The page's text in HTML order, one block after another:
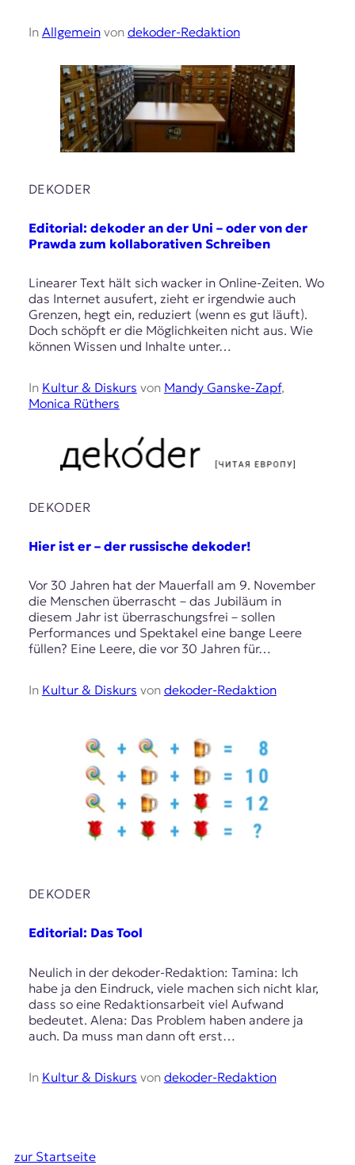
In Allgemeinvon dekoder-Redaktion
DEKODER
Editorial: dekoder an der Uni – oder von der
Prawda zum kollaborativen Schreiben
Linearer Text hält sich wacker in Online-Zeiten. Wo
das Internet ausufert, zieht er irgendwie auch
Grenzen, hegt ein, reduziert (wenn es gut läuft).
Doch schöpft er die Möglichkeiten nicht aus. Wie
können Wissen und Inhalte unter…
In Kultur & Diskurs von Mandy Ganske-Zapf,
Monica Rüthers
DEKODER
Hier ist er – der russische dekoder!
Vor 30 Jahren hat der Mauerfall am 9. November
die Menschen überrascht – das Jubiläum in
diesem Jahr ist überraschungsfrei – sollen
Performances und Spektakel eine bange Leere
füllen? Eine Leere, die vor 30 Jahren für…
In Kultur & Diskurs von dekoder-Redaktion
DEKODER
Editorial: Das Tool
Neulich in der dekoder-Redaktion: Tamina: Ich
habe ja den Eindruck, viele machen sich nicht klar,
dass so eine Redaktionsarbeit viel Aufwand
bedeutet. Alena: Das Problem haben andere ja
auch. Da muss man dann oft erst…
In Kultur & Diskurs von dekoder-Redaktion
zur Startseite